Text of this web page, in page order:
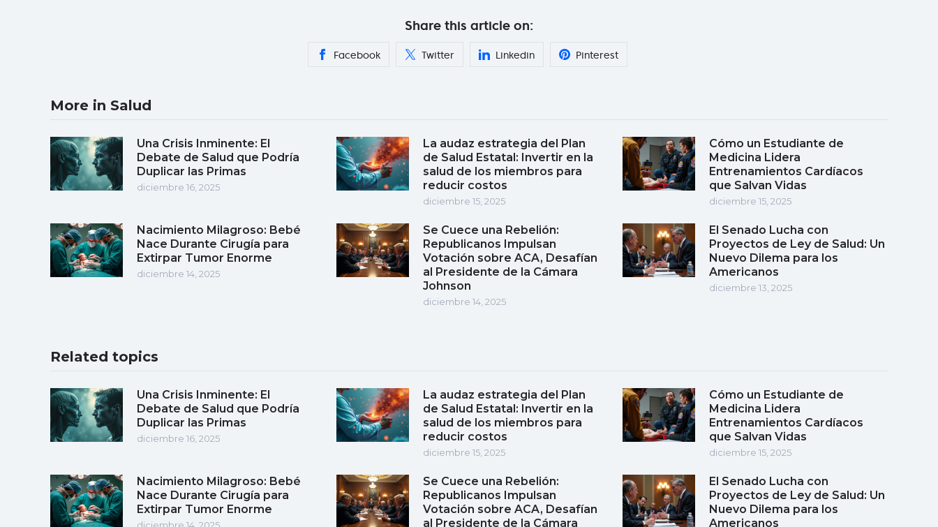
Share this article on:
Facebook Twitter Linkedin Pinterest
More in Salud
Una Crisis Inminente: El
Debate de Salud que Podría
Duplicar las Primas
diciembre 16, 2025
La audaz estrategia del Plan
de Salud Estatal: Invertir en la
salud de los miembros para
reducir costos
diciembre 15, 2025
Cómo un Estudiante de
Medicina Lidera
Entrenamientos Cardíacos
que Salvan Vidas
diciembre 15, 2025
Nacimiento Milagroso: Bebé
Nace Durante Cirugía para
Extirpar Tumor Enorme
diciembre 14, 2025
Se Cuece una Rebelión:
Republicanos Impulsan
Votación sobre ACA, Desafían
al Presidente de la Cámara
Johnson
diciembre 14, 2025
El Senado Lucha con
Proyectos de Ley de Salud: Un
Nuevo Dilema para los
Americanos
diciembre 13, 2025
Related topics
Una Crisis Inminente: El
Debate de Salud que Podría
Duplicar las Primas
diciembre 16, 2025
La audaz estrategia del Plan
de Salud Estatal: Invertir en la
salud de los miembros para
reducir costos
diciembre 15, 2025
Cómo un Estudiante de
Medicina Lidera
Entrenamientos Cardíacos
que Salvan Vidas
diciembre 15, 2025
Nacimiento Milagroso: Bebé
Nace Durante Cirugía para
Extirpar Tumor Enorme
diciembre 14, 2025
Se Cuece una Rebelión:
Republicanos Impulsan
Votación sobre ACA, Desafían
al Presidente de la Cámara
El Senado Lucha con
Proyectos de Ley de Salud: Un
Nuevo Dilema para los
Americanos